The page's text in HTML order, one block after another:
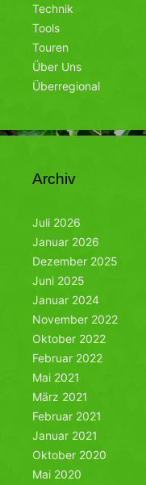
Technik
Tools
Touren
Über Uns
Überregional
Archiv
Juli 2026
Januar 2026
Dezember 2025
Juni 2025
Januar 2024
November 2022
Oktober 2022
Februar 2022
Mai 2021
März 2021
Februar 2021
Januar 2021
Oktober 2020
Mai 2020